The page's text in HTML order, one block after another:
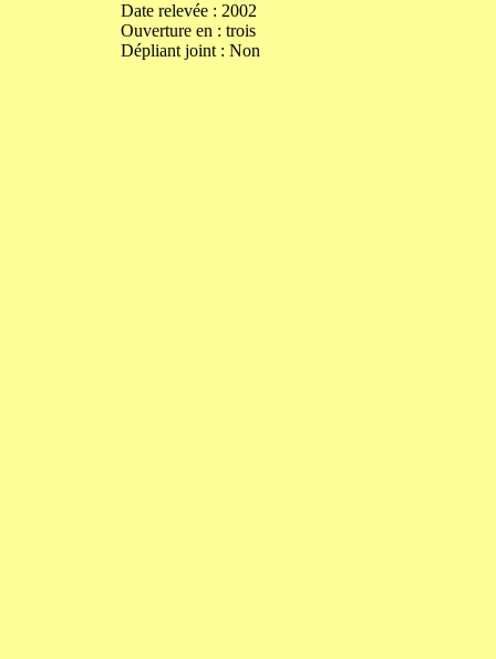
Date relevée : 2002
Ouverture en : trois
Dépliant joint : Non